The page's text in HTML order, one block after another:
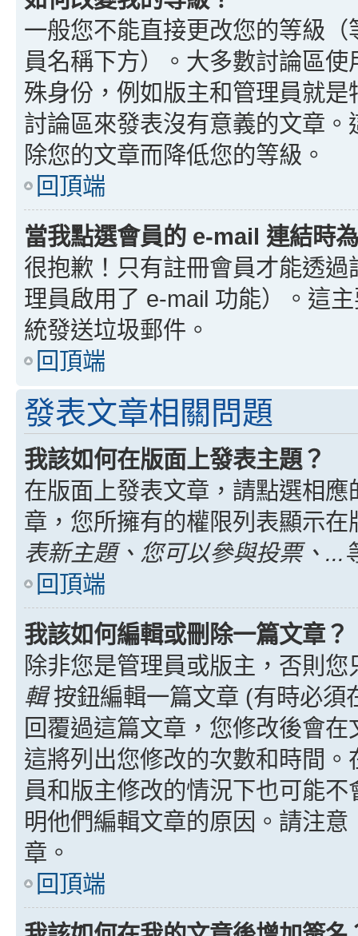
一般您不能直接更改您的等級
員名稱下方）。大多數討論區
殊身份，例如版主和管理員就
討論區來發表沒有意義的文章
除您的文章而降低您的等級。
回頂端
當我點選會員的 e-mail 連結時
很抱歉！只有註冊會員才能透
理員啟用了 e-mail 功能）。這
統發送垃圾郵件。
回頂端
發表文章相關問題
我該如何在版面上發表主題？
在版面上發表文章，請點選相
章，您所擁有的權限列表顯示
表新主題、您可以參與投票、...
回頂端
我該如何編輯或刪除一篇文章？
除非您是管理員或版主，否則
輯按鈕編輯一篇文章 (有時必須
回覆過這篇文章，您修改後會
這將列出您修改的次數和時間
員和版主修改的情況下也可能
明他們編輯文章的原因。請注
章。
回頂端